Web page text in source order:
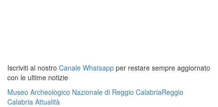
Iscriviti al nostro Canale Whatsapp per restare sempre aggiornato
con le ultime notizie
Museo Archeologico Nazionale di Reggio CalabriaReggio
Calabria Attualità